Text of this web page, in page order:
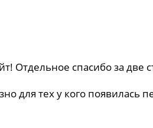
Отдельное спасибо за две
для тех у кого появилась